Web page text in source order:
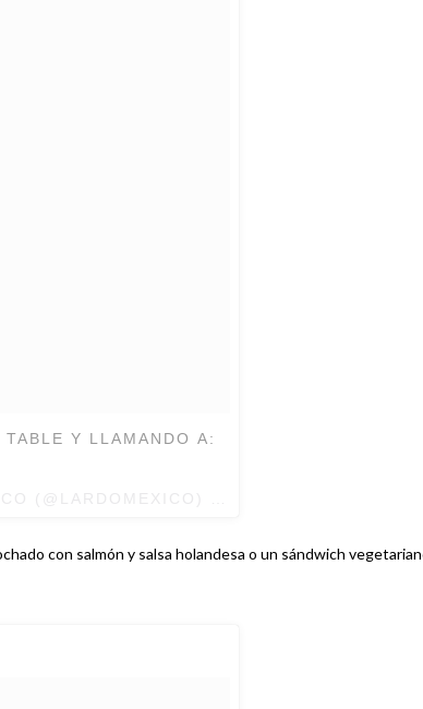
Y LLAMANDO A:
con salmón y salsa holandesa o un sándwich